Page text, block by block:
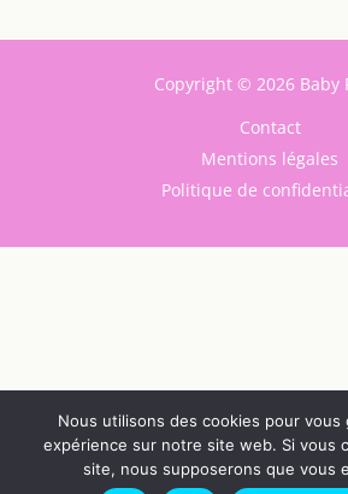
Copyright © 2026 Baby
Contact
Mentions légales
Politique de
Nous utilisons des cookies pour vous
expérience sur notre site web. Si vous
site, nous supposerons que vous